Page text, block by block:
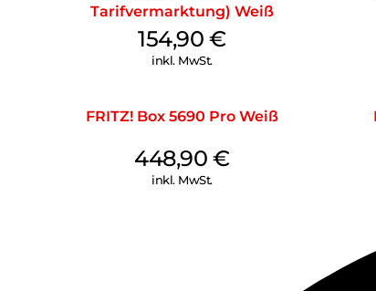
Tarifvermarktung) Weiß
154,90€
inkl. MwSt.
FRITZ! Box 5690 Pro Weiß
448,90€
inkl. MwSt.